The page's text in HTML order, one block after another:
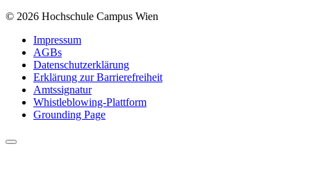
© 2026 Hochschule Campus Wien
Impressum
AGBs
Datenschutzerklärung
Erklärung zur Barrierefreiheit
Amtssignatur
Whistleblowing-Plattform
Grounding Page